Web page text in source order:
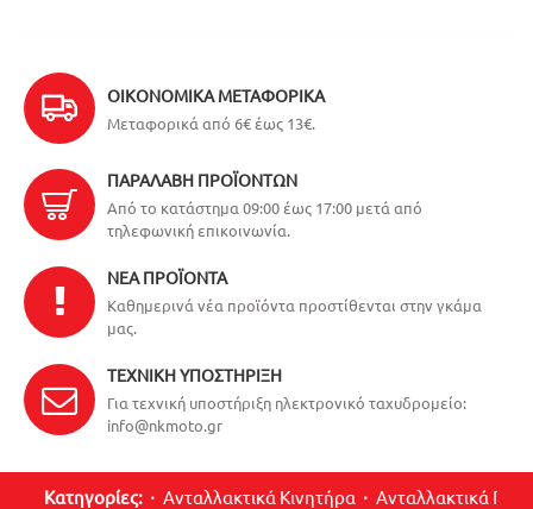
ΟΙΚΟΝΟΜΙΚΆ ΜΕΤΑΦΟΡΙΚΆ
Μεταφορικά από 6€ έως 13€.
ΠΑΡΑΛΑΒΉ ΠΡΟΪΌΝΤΩΝ
Από το κατάστημα 09:00 έως 17:00 μετά από
τηλεφωνική επικοινωνία.
ΝΈΑ ΠΡΟΪΌΝΤΑ
Καθημερινά νέα προϊόντα προστίθενται στην γκάμα
μας.
ΤΕΧΝΙΚΉ ΥΠΟΣΤΉΡΙΞΗ
Για τεχνική υποστήριξη ηλεκτρονικό ταχυδρομείο:
info@nkmoto.gr
Κατηγορίες: Ανταλλακτικά Κινητήρα Ανταλλακτικά